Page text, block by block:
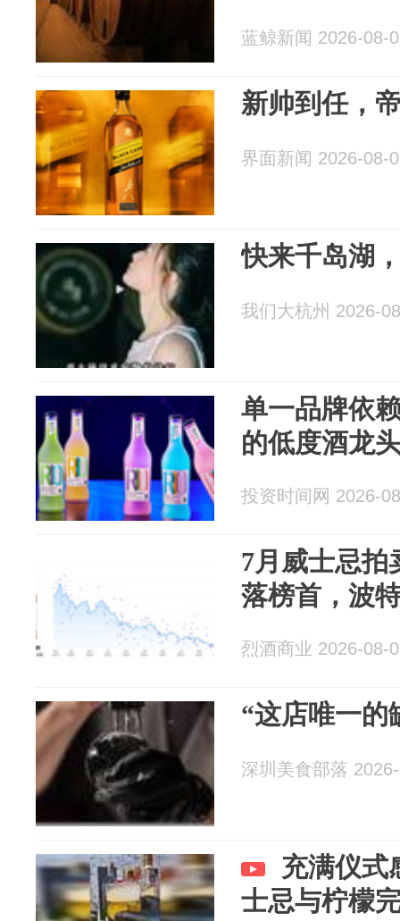
蓝鲸新闻 2026-08-
新帅到任，
界面新闻 2026-08-
快来千岛湖
我们大杭州 2026-
单一品牌依
的低度酒龙
投资时间网 2026-
7月威士忌拍
落榜首，波
烈酒商业 2026-08-
“这店唯一的
深圳美食部落
充满仪式
士忌与柠檬